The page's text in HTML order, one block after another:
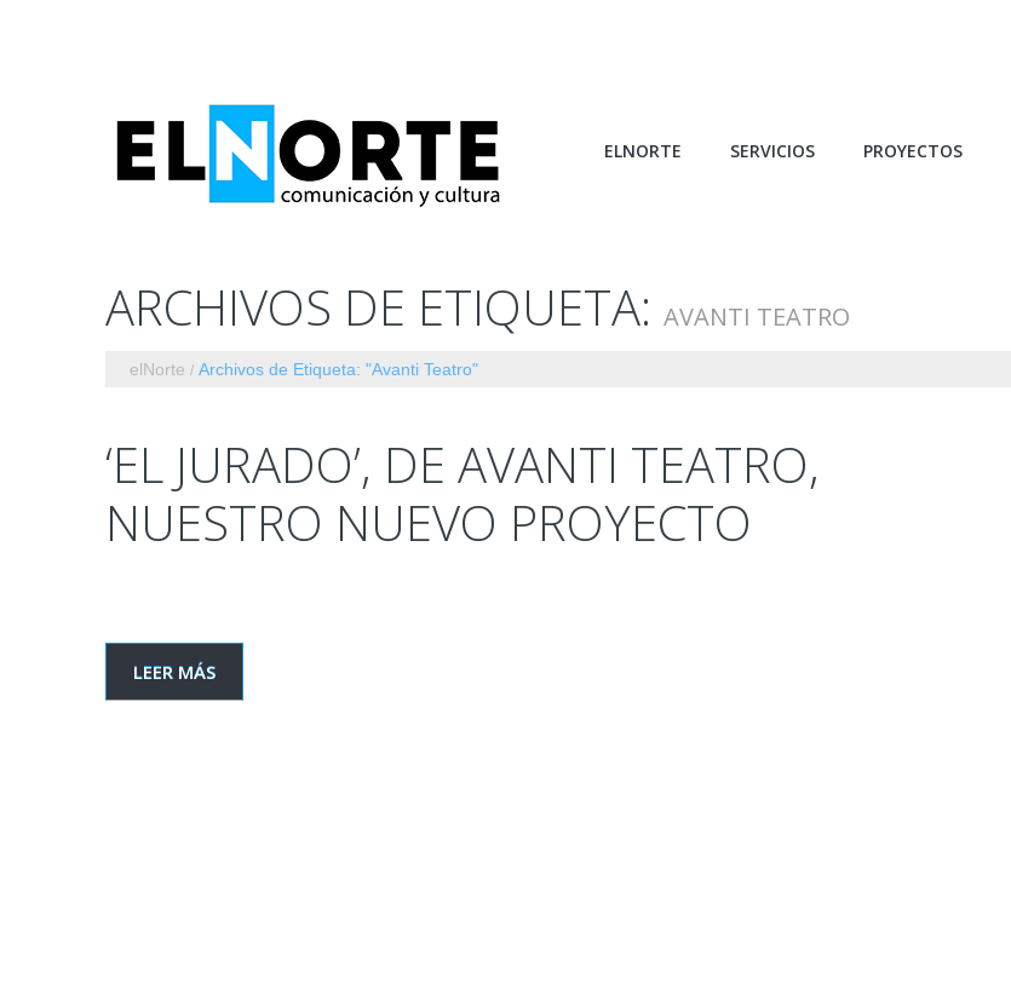
ELNORTE SERVICIOS PROYECTOS
ARCHIVOS DE ETIQUETA: AVANTI TEATRO
elNorte Archivos de Etiqueta: "Avanti Teatro"
‘EL JURADO’, DE AVANTI TEATRO,
NUESTRO NUEVO PROYECTO
LEER MÁS